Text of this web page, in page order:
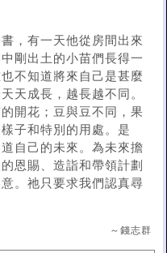
，有一天他從房間出來
剛出土的小苗們長得一
不知道將來自己是甚麼
天成長，越長越不同。
開花；豆與豆不同，果
子和特別的用處。是
自己的未來。為未來擔
恩賜、造詣和帶領計劃
。祂只要求我們認真尋
～錢志群